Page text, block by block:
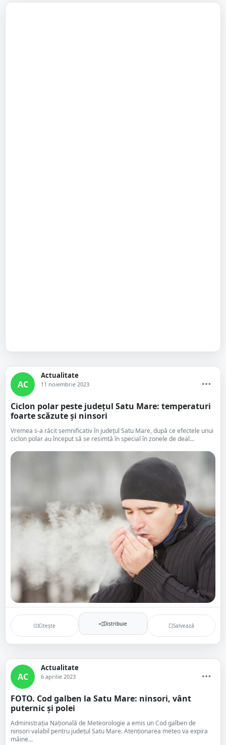
AC
Actualitate
11 noiembrie 2023
Ciclon polar peste județul Satu Mare: temperaturi
foarte scăzute și ninsori
Vremea s-a răcit semnificativ în județul Satu Mare, după ce efectele unui
ciclon polar au început să se resimtă în special în zonele de deal...
Citește Distribuie Salvează
AC
Actualitate
6 aprilie 2023
FOTO. Cod galben la Satu Mare: ninsori, vânt
puternic și polei
Administrația Națională de Meteorologie a emis un Cod galben de
ninsori valabil pentru județul Satu Mare. Atenționarea meteo va expira
mâine...